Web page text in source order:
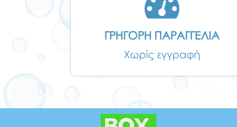
ΓΡΗΓΟΡΗ ΠΑΡΑΓΓΕΛΙΑ
Χωρίς εγγραφή